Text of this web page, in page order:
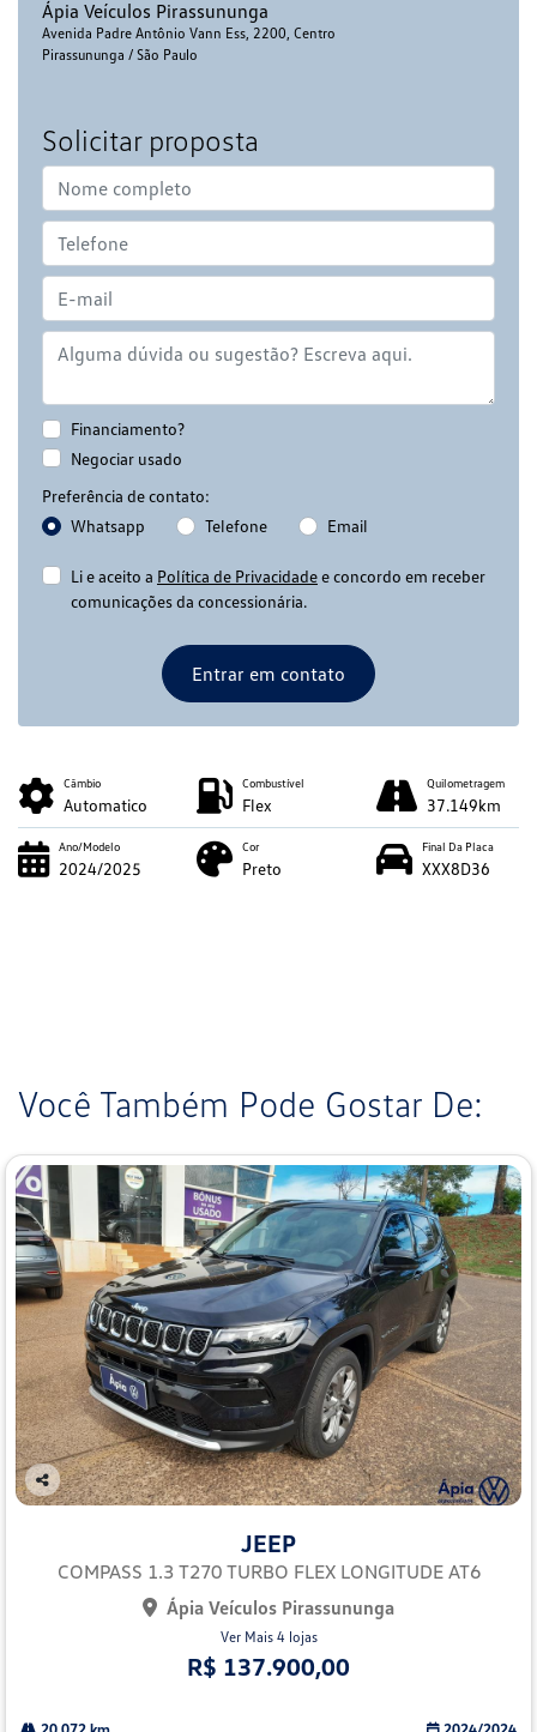
Ápia Veículos Pirassununga
Avenida Padre Antônio Vann Ess, 2200, Centro
Pirassununga / São Paulo
Solicitar proposta
Financiamento?
Negociar usado
Preferência de contato:
Whatsapp
Telefone Email
Li e aceito a Política de Privacidadee concordo em receber
comunicações da concessionária.
Entrar em contato
Câmbio
Automatico
Combustível
Flex
Quilometragem
37.149km
Ano/Modelo
2024/2025
Cor
Preto
Final Da Placa
XXX8D36
Você Também Pode Gostar De:
Co
JEEP
COMPASS 1.3 T270 TURBO FLEX LONGITUDE AT6
Ápia Veículos Pirassununga
Ver Mais 4 lojas
R$ 137.900,00